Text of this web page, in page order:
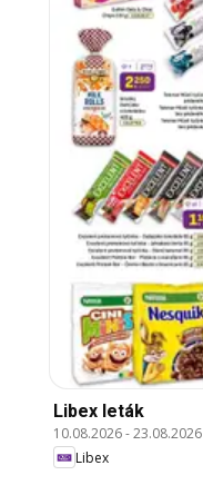
Libex leták
10.08.2026-23.08.2026
Libex